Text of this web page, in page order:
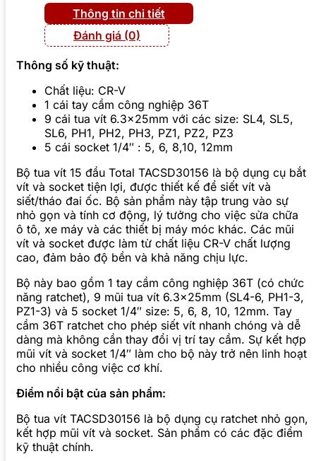
Thông tin chi tiết
Đánh giá (0)
Thông số kỹ thuật:
Chất liệu: CR-V
1 cái tay cầm công nghiệp 36T
9 cái tua vít 6.3x25mm với các size: SL4, SL5,
SL6, PH1, PH2, PH3, PZ1, PZ2, PZ3
5 cái socket 1/4″ : 5, 6, 8,10, 12mm
Bộ tua vít 15 đầu Total TACSD30156 là bộ dụng cụ bắt
vít và socket tiện lợi, được thiết kế để siết vít và
siết/tháo đai ốc. Bộ sản phẩm này tập trung vào sự
nhỏ gọn và tính cơ động, lý tưởng cho việc sửa chữa
ô tô, xe máy và các thiết bị máy móc khác. Các mũi
vít và socket được làm từ chất liệu CR-V chất lượng
cao, đảm bảo độ bền và khả năng chịu lực.
Bộ này bao gồm 1 tay cầm công nghiệp 36T (có chức
năng ratchet), 9 mũi tua vít 6.3x25mm (SL4-6, PH1-3,
PZ1-3) và 5 socket 1/4″ size: 5, 6, 8, 10, 12mm. Tay
cầm 36T ratchet cho phép siết vít nhanh chóng và dễ
dàng mà không cần thay đổi vị trí tay cầm. Sự kết hợp
mũi vít và socket 1/4″ làm cho bộ này trở nên linh hoạt
cho nhiều công việc cơ khí.
Điểm nổi bật của sản phẩm:
Bộ tua vít TACSD30156 là bộ dụng cụ ratchet nhỏ gọn,
kết hợp mũi vít và socket. Sản phẩm có các đặc điểm
kỹ thuật chính.